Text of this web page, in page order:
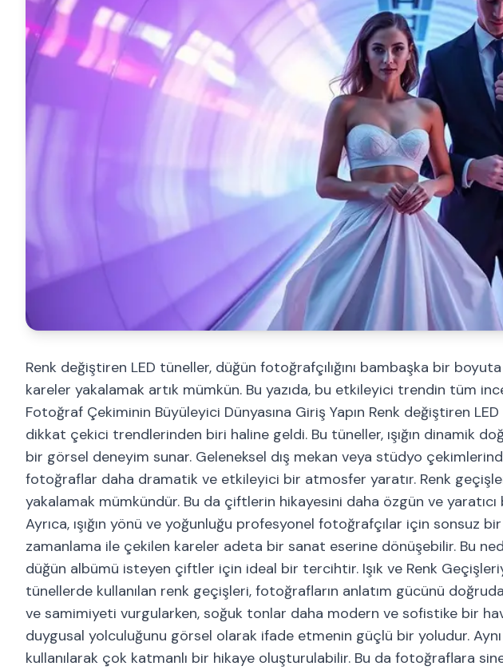
Renk değiştiren LED tüneller, düğün fotoğrafçılığını bambaşka bir
kareler yakalamak artık mümkün. Bu yazıda, bu etkileyici trendin tüm
Fotoğraf Çekiminin Büyüleyici Dünyasına Giriş Yapın Renk değiştiren
dikkat çekici trendlerinden biri haline geldi. Bu tüneller, ışığın dinamik
bir görsel deneyim sunar. Geleneksel dış mekan veya stüdyo
fotoğraflar daha dramatik ve etkileyici bir atmosfer yaratır. Renk
yakalamak mümkündür. Bu da çiftlerin hikayesini daha özgün ve
Ayrıca, ışığın yönü ve yoğunluğu profesyonel fotoğrafçılar için sonsuz
zamanlama ile çekilen kareler adeta bir sanat eserine dönüşebilir. Bu
düğün albümü isteyen çiftler için ideal bir tercihtir. Işık ve Renk
tünellerde kullanılan renk geçişleri, fotoğrafların anlatım gücünü
ve samimiyeti vurgularken, soğuk tonlar daha modern ve sofistike bir
duygusal yolculuğunu görsel olarak ifade etmenin güçlü bir yoludur.
kullanılarak çok katmanlı bir hikaye oluşturulabilir. Bu da fotoğraflara